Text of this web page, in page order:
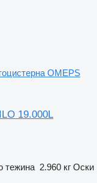
OMEPS
19.000L
тежина 2.960 кг Оски